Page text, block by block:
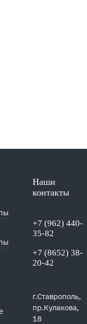
Наши
контакты
+7 (962) 440-
35-82
+7 (8652) 38-
20-42
г.Ставрополь,
пр.Кулакова,
18